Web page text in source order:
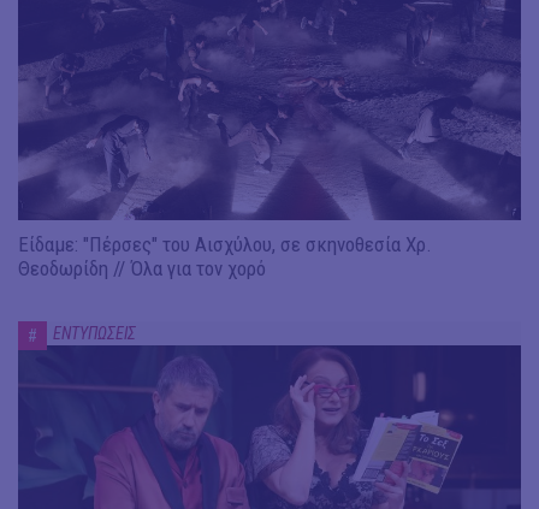
Είδαμε: "Πέρσες" του Αισχύλου, σε σκηνοθεσία Χρ.
Θεοδωρίδη // Όλα για τον χορό
# ΕΝΤΥΠΩΣΕΙΣ